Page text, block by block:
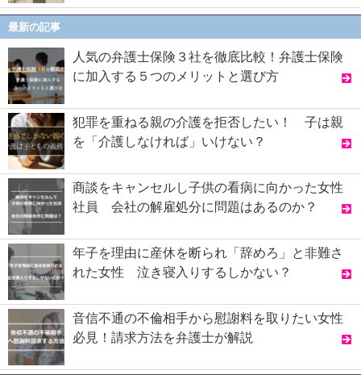
最新の記事
人気の弁護士保険３社を徹底比較！弁護士保険
に加入する５つのメリットと選び方
犯罪を重ねる親の介護を拒否したい！ 子は親
を「介護しなければ」いけない？
商談をキャンセルし子供の看病に向かった女性
社員 会社の解雇処分に問題はあるのか？
年子を理由に産休を断られ「辞めろ」と非難さ
れた女性 泣き寝入りするしかない？
音信不通の不倫相手から慰謝料を取りたい女性
必見！請求方法を弁護士が解説